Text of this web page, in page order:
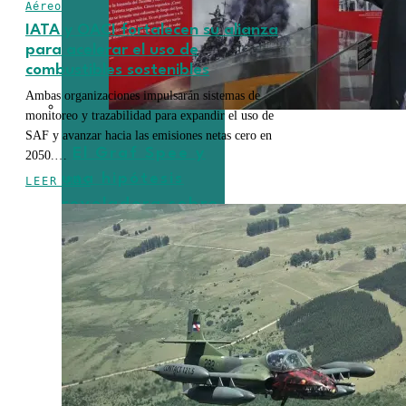
El Graf Spee y
una hipótesis
reveladora sobre
el final del
corsario alemán
Aéreo
IATA y OACI fortalecen su alianza
para acelerar el uso de
combustibles sostenibles
Ambas organizaciones impulsarán sistemas de
monitoreo y trazabilidad para expandir el uso de
SAF y avanzar hacia las emisiones netas cero en
2050.…
LEER MÁS